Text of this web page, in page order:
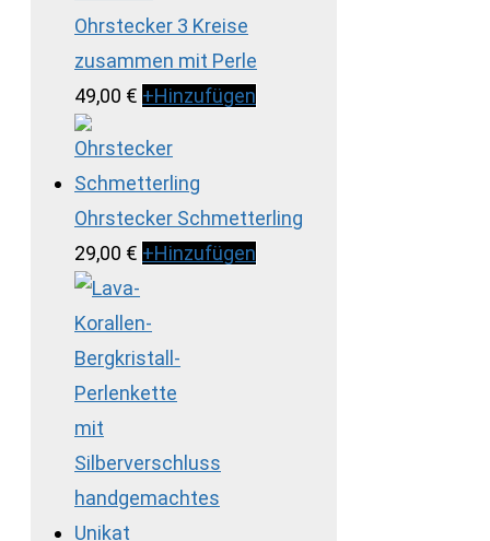
Ohrstecker 3 Kreise
zusammen mit Perle
49,00 € +Hinzufügen
Ohrstecker Schmetterling
29,00 € +Hinzufügen